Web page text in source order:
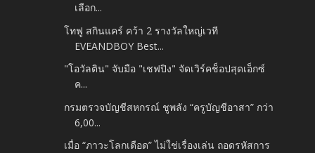
เลือก...
โทฟู สกินแคร์ คว้า 2 รางวัลใหญ่เวที
EVEANDBOY Best...
"โอวัลติน" จับมือ "เชฟปิง" จัดเวิร์คช็อปสุดเอ็กซ์
ค...
กรมตรวจบัญชีสหกรณ์ ชูพลัง “ครูบัญชีอาสา” กว่า
6,00...
เมื่อ “ภาวะโลกเดือด” ไม่ใช่เรื่องเล่น ถอดรหัสการ